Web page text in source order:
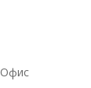
Офис